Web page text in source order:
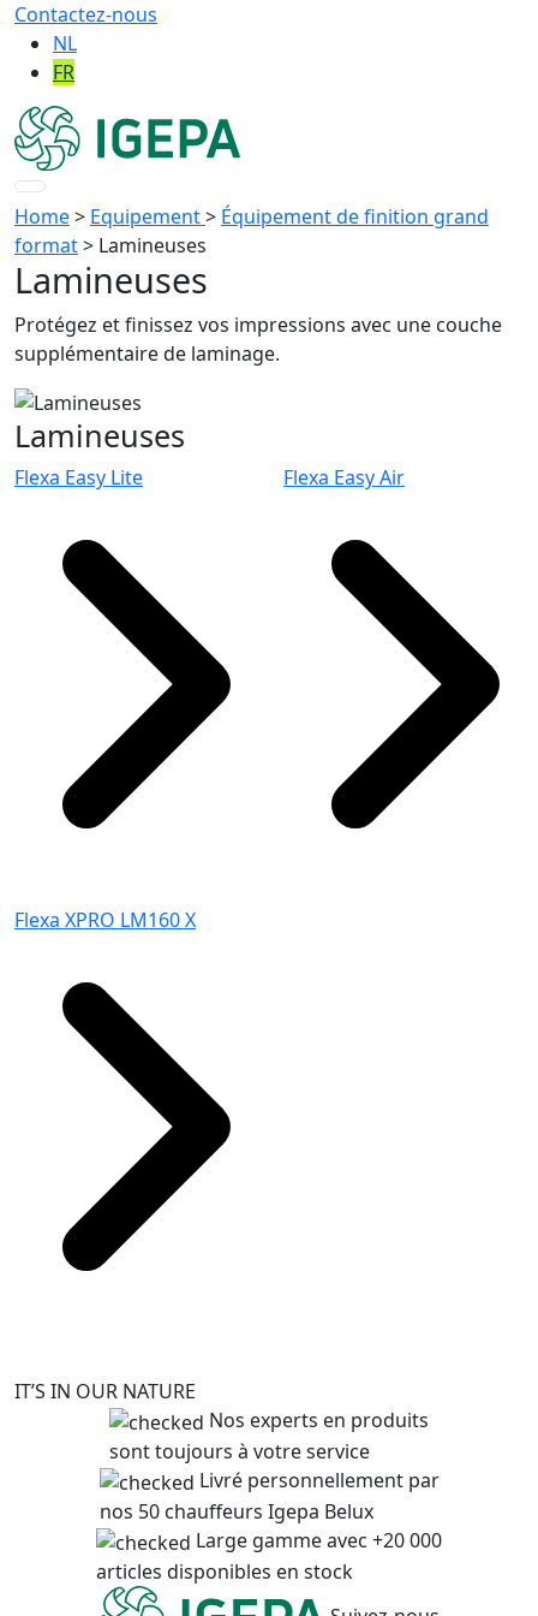
Contactez-nous
NL
FR
Home> Equipement> Équipement de finition grand
format> Lamineuses
Lamineuses
Protégez et finissez vos impressions avec une couche
supplémentaire de laminage.
Lamineuses
Flexa Easy Lite Flexa Easy Air
Flexa XPRO LM160 X
IT’S IN OUR NATURE
Nos experts en produits
sont toujours à votre service
Livré personnellement par
nos 50 chauffeurs Igepa Belux
Large gamme avec +20 000
articles disponibles en stock